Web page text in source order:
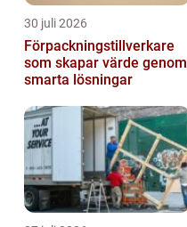
30 juli 2026
Förpackningstillverkare
som skapar värde genom
smarta lösningar